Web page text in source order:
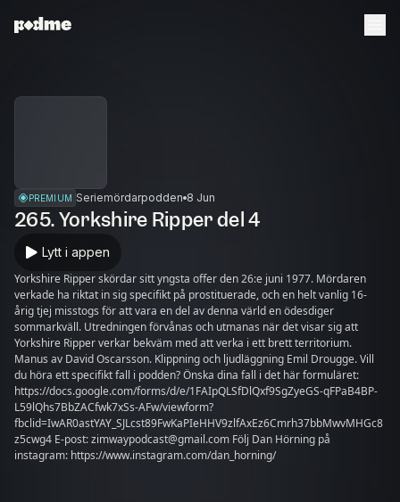
PREMIUM Seriemördarpodden 8 Jun
265. Yorkshire Ripper del 4
Lytt i appen
Yorkshire Ripper skördar sitt yngsta offer den 26:e juni 1977. Mördaren
verkade ha riktat in sig specifikt på prostituerade, och en helt vanlig 16-
årig tjej misstogs för att vara en del av denna värld en ödesdiger
sommarkväll. Utredningen förvånas och utmanas när det visar sig att
Yorkshire Ripper verkar bekväm med att verka i ett brett territorium.
Manus av David Oscarsson. Klippning och ljudläggning Emil Drougge. Vill
du höra ett specifikt fall i podden? Önska dina fall i det här formuläret:
https://docs.google.com/forms/d/e/1FAIpQLSfDlQxf9SgZyeGS-qFPaB4BP-
L59lQhs7BbZACfwk7xSs-AFw/viewform?
fbclid=IwAR0astYAY_SJLcst89FwKaPIeHHV9zlfAxEz6Cmrh37bbMwvMHGc8
z5cwg4 E-post: zimwaypodcast@gmail.com Följ Dan Hörning på
instagram: https://www.instagram.com/dan_horning/